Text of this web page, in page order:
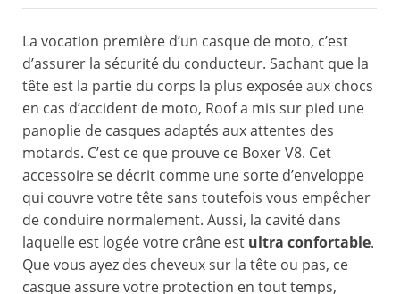
La vocation première d’un casque de moto, c’est
d’assurer la sécurité du conducteur. Sachant que la
tête est la partie du corps la plus exposée aux chocs
en cas d’accident de moto, Roof a mis sur pied une
panoplie de casques adaptés aux attentes des
motards. C’est ce que prouve ce Boxer V8. Cet
accessoire se décrit comme une sorte d’enveloppe
qui couvre votre tête sans toutefois vous empêcher
de conduire normalement. Aussi, la cavité dans
laquelle est logée votre crâne est ultra confortable.
Que vous ayez des cheveux sur la tête ou pas, ce
casque assure votre protection en tout temps,